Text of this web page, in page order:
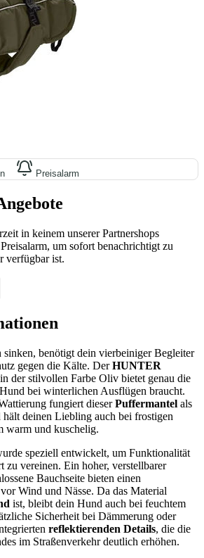
Preisalarm
in keinem unserer Partnershops
um sofort benachrichtigt zu
verfügbar ist.
sinken, benötigt dein vierbeiniger Begleiter
gegen die Kälte. DerHUNTER
in der stilvollen Farbe Oliv bietet genau die
bei winterlichen Ausflügen braucht.
fungiert dieserPuffermantel als
deinen Liebling auch bei frostigen
warm und kuschelig.
speziell entwickelt, um Funktionalität
vereinen. Ein hoher, verstellbarer
Bauchseite bieten einen
Wind und Nässe. Da das Material
ist, bleibt dein Hund auch bei feuchtem
Sicherheit bei Dämmerung oder
reflektierenden Details, die die
im Straßenverkehr deutlich erhöhen.